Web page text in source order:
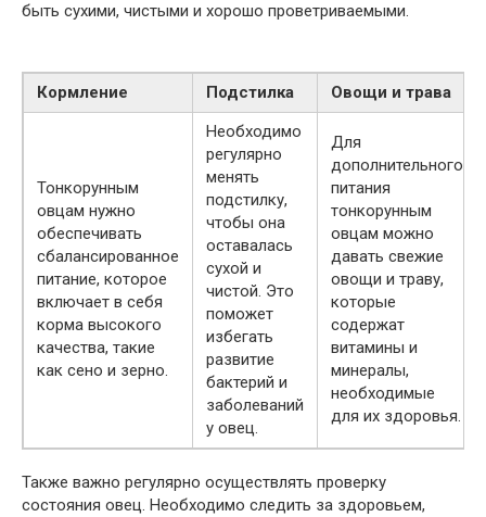
быть сухими, чистыми и хорошо проветриваемыми.
Кормление Подстилка Овощи и трава
Тонкорунным
овцам нужно
обеспечивать
сбалансированное
питание, которое
включает в себя
корма высокого
качества, такие
как сено и зерно.
Необходимо
регулярно
менять
подстилку,
чтобы она
оставалась
сухой и
чистой. Это
поможет
избегать
развитие
бактерий и
заболеваний
у овец.
Для
дополнительного
питания
тонкорунным
овцам можно
давать свежие
овощи и траву,
которые
содержат
витамины и
минералы,
необходимые
для их здоровья.
Также важно регулярно осуществлять проверку
состояния овец. Необходимо следить за здоровьем,